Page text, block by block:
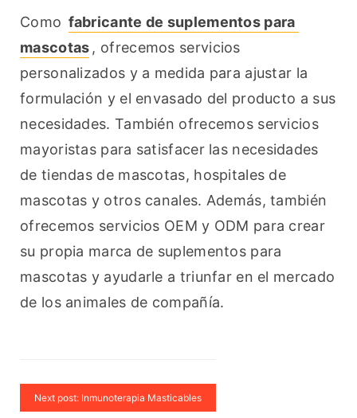
Como fabricante de suplementos para
mascotas , ofrecemos servicios
personalizados y a medida para ajustar la
formulación y el envasado del producto a sus
necesidades. También ofrecemos servicios
mayoristas para satisfacer las necesidades
de tiendas de mascotas, hospitales de
mascotas y otros canales. Además, también
ofrecemos servicios OEM y ODM para crear
su propia marca de suplementos para
mascotas y ayudarle a triunfar en el mercado
de los animales de compañía.
Next post: Inmunoterapia Masticables